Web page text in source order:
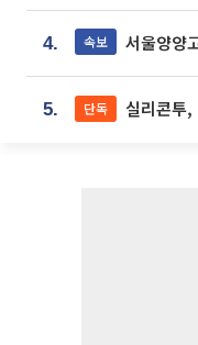
4. 속보 서울양양
5. 단독 실리콘투, 라이브